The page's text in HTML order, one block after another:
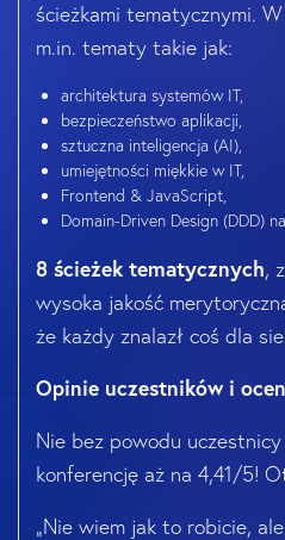
ścieżkami tematycznymi.
m.in. tematy takie jak:
architektura systemów IT,
bezpieczeństwo aplikacji,
sztuczna inteligencja (AI),
umiejętności miękkie w IT,
Frontend & JavaScript,
Domain-Driven Design (DDD)
8 ścieżek tematycznych,
wysoka jakość
że każdy znalazł coś dla
Opinie uczestników i
Nie bez powodu
konferencję aż na 4,41/5!
„Nie wiem jak to robicie,